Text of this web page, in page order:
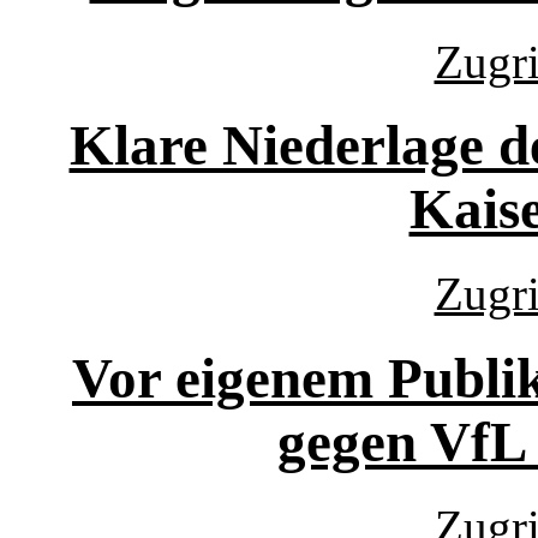
Klare Niederlage
Vor eigenem
gegen